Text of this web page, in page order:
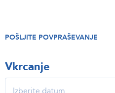
POŠLJITE POVPRAŠEVANJE
Vkrcanje